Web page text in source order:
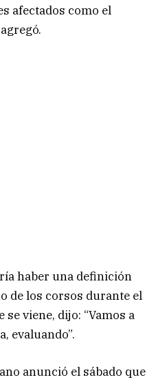
afectados como el
haber una definición
de los corsos durante el
viene, dijo: “Vamos a
evaluando”.
anunció el sábado que